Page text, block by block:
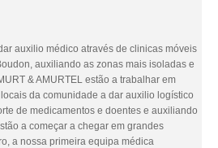
auxilio médico através de clinicas móveis
auxiliando as zonas mais isoladas e
& AMURTEL estão a trabalhar em
da comunidade a dar auxilio logístico
de medicamentos e doentes e auxiliando
a começar a chegar em grandes
a nossa primeira equipa médica